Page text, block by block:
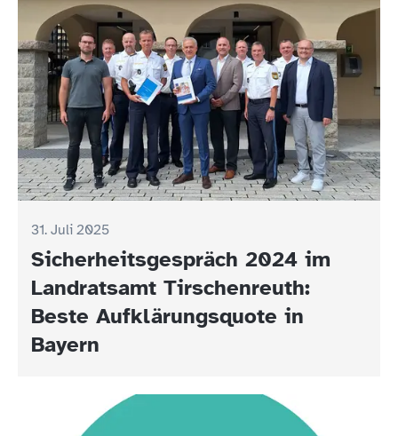
31. Juli 2025
Sicherheitsgespräch 2024 im
Landratsamt Tirschenreuth:
Beste Aufklärungsquote in
Bayern